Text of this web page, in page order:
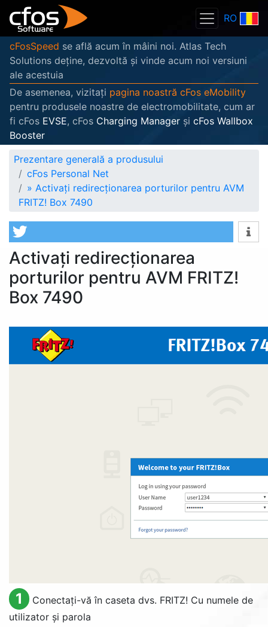
RO
cFosSpeed se află acum în mâini noi. Atlas Tech
Solutions deține, dezvoltă și vinde acum noi versiuni
ale acestuia
De asemenea, vizitați pagina noastră cFos eMobility
pentru produsele noastre de electromobilitate, cum ar
fi cFos EVSE, cFos Charging Manager și cFos Wallbox
Booster
Prezentare generală a produsului
cFos Personal Net
» Activați redirecționarea porturilor pentru AVM
FRITZ! Box 7490
Activați redirecționarea
porturilor pentru AVM FRITZ!
Box 7490
1
Conectați-vă în caseta dvs. FRITZ! Cu numele de
utilizator și parola